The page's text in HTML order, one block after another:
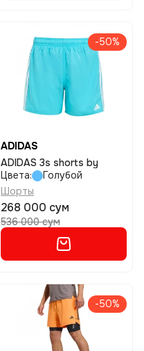
-50%
ADIDAS
ADIDAS 3s shorts by
Цвета:
Голубой
Шорты
268 000 сум
536 000 сум
-50%